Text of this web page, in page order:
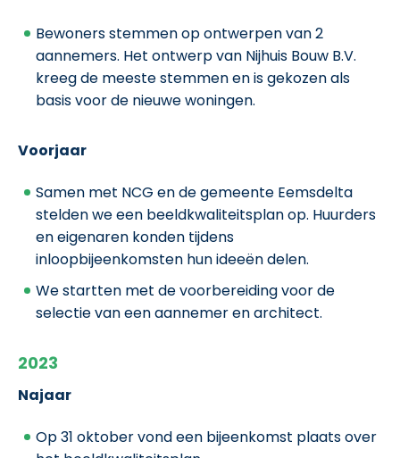
Bewoners stemmen op ontwerpen van 2
aannemers. Het ontwerp van Nijhuis Bouw B.V.
kreeg de meeste stemmen en is gekozen als
basis voor de nieuwe woningen.
Voorjaar
Samen met NCG en de gemeente Eemsdelta
stelden we een beeldkwaliteitsplan op. Huurders
en eigenaren konden tijdens
inloopbijeenkomsten hun ideeën delen.
We startten met de voorbereiding voor de
selectie van een aannemer en architect.
2023
Najaar
Op 31 oktober vond een bijeenkomst plaats over